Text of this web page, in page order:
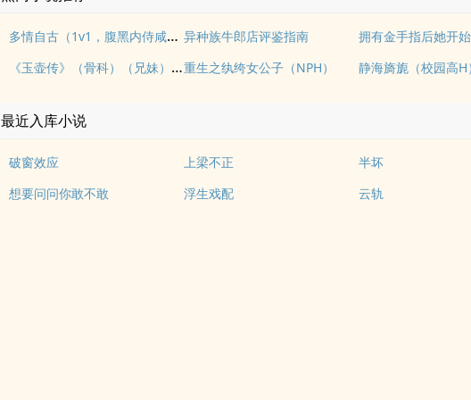
多情自古（1v1，腹黑内侍咸鱼皇后） 异种族牛郎店评鉴指南
《玉壶传》（骨科）（兄妹）（np）重生之纨绔女公子（NPH） 静海旖旎（校园高H）
最近入库小说
破窗效应 上梁不正
半坏
想要问问你敢不敢
浮生戏配 云轨